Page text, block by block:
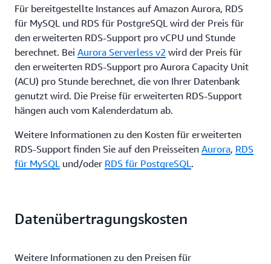
Für bereitgestellte Instances auf Amazon Aurora, RDS
für MySQL und RDS für PostgreSQL wird der Preis für
den erweiterten RDS-Support pro vCPU und Stunde
berechnet. Bei Aurora Serverless v2 wird der Preis für
den erweiterten RDS-Support pro Aurora Capacity Unit
(ACU) pro Stunde berechnet, die von Ihrer Datenbank
genutzt wird. Die Preise für erweiterten RDS-Support
hängen auch vom Kalenderdatum ab.
Weitere Informationen zu den Kosten für erweiterten
RDS-Support finden Sie auf den Preisseiten Aurora, RDS
für MySQLund/oder RDS für PostgreSQL.
Datenübertragungskosten
Weitere Informationen zu den Preisen für